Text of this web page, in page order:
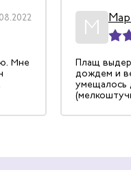
Мне
М
Плащ
дождем и
умещалось
походный
будете